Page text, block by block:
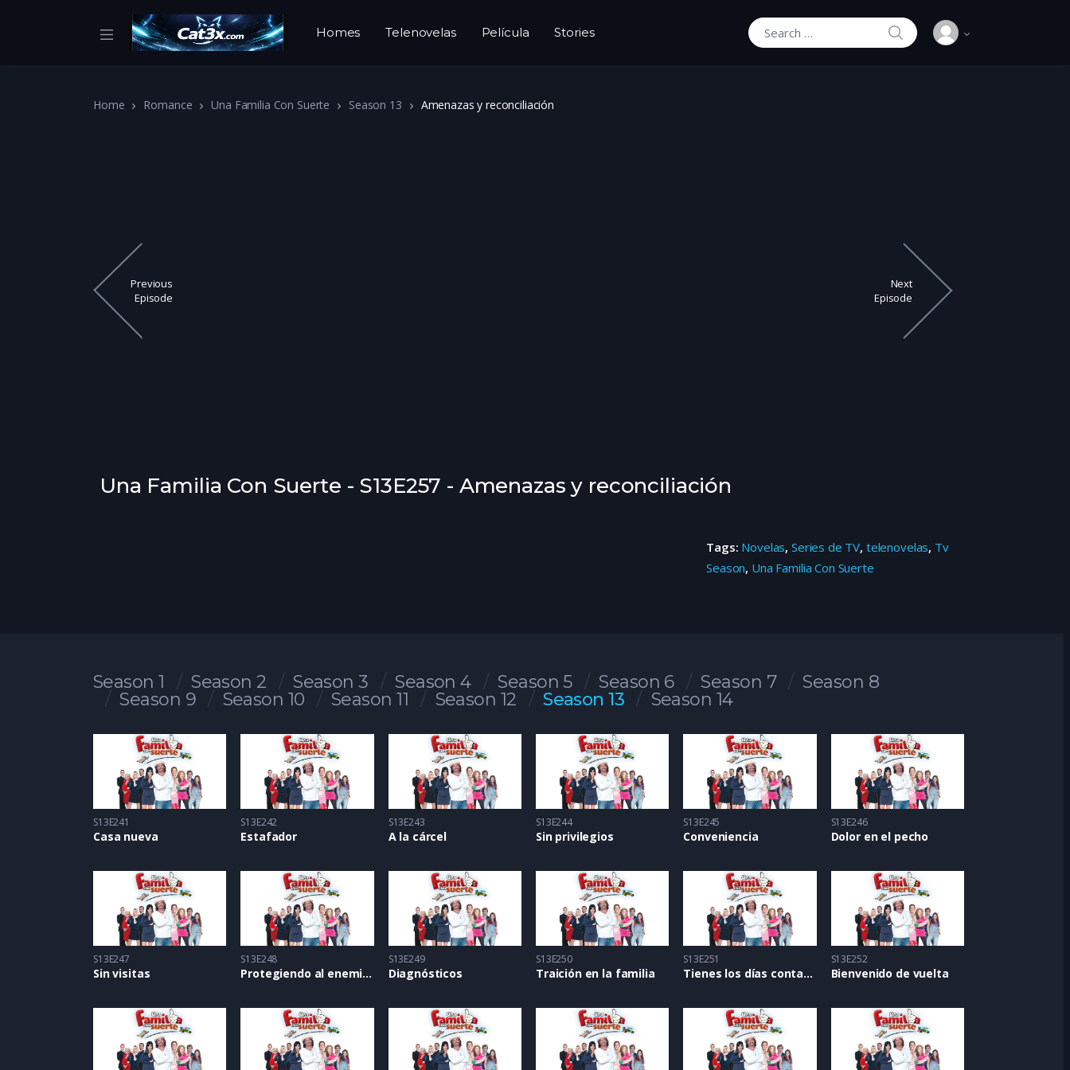
Homes Telenovelas Película Stories
Search for:
SEARCH
Home Romance Una Familia Con Suerte Season 13 Amenazas y reconciliación
Previous
Episode
Next
Episode
Una Familia Con Suerte - S13E257 - Amenazas y reconciliación
Tags: Novelas, Series de TV, telenovelas, Tv
Season, Una Familia Con Suerte
Season 1 Season 2 Season 3 Season 4 Season 5 Season 6 Season 7
Season 8
Season 9
Season 10 Season 11 Season 12 Season 13 Season 14
S13E241
Casa nueva
S13E242
Estafador
S13E243
A la cárcel
S13E244
Sin privilegios
S13E245
Conveniencia
S13E246
Dolor en el pecho
S13E247
Sin visitas
S13E248
Protegiendo al enemigo
S13E249
Diagnósticos
S13E250
Traición en la familia
S13E251
Tienes los días contados
S13E252
Bienvenido de vuelta